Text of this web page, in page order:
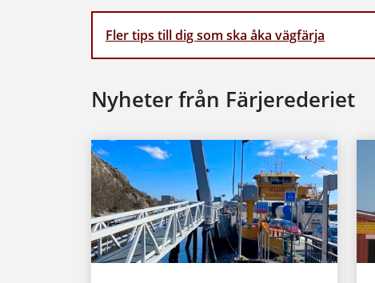
Fler tips till dig som ska åka vägfärja
Nyheter från Färjerederiet